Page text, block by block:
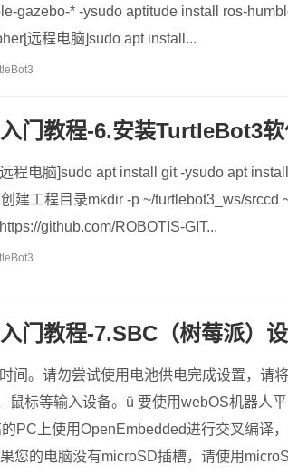
gazebo-* -ysudo aptitude install ros-
远程电脑]sudo apt install...
门教程-6.安装TurtleBot3
程电脑]sudo apt install git -ysudo apt
建工程目录mkdir -p ~/turtlebot3_ws/srccd
github.com/ROBOTIS-GIT...
门教程-7.SBC（树莓派）
间。请勿尝试使用电池供电完成设置，请
鼠标等输入设备。ü 要使用webOS机器人
PC上使用OpenEmbedded进行交叉编译
您的电脑没有microSD插槽，请使用